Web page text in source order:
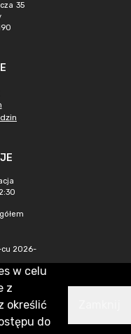
35
cu 2026-
w celu
z
określić
do